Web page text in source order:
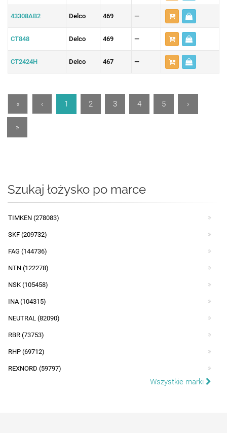
43308AB2 Delco 469 —
CT848 Delco 469 —
CT2424H Delco 467 —
« ‹ 1 2 3 4 5 ›
»
Szukaj łożysko po marce
TIMKEN (278083)
SKF (209732)
FAG (144736)
NTN (122278)
NSK (105458)
INA (104315)
NEUTRAL (82090)
RBR (73753)
RHP (69712)
REXNORD (59797)
Wszystkie marki